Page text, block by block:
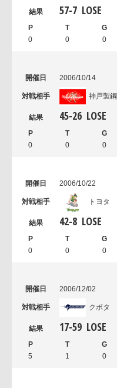
57-7 LOSE
0 0 0
2006/10/14
神戸製鋼
45-26 LOSE
0 0 0
2006/10/22
トヨタ
42-8 LOSE
0 0 0
2006/12/02
クボタ
17-59 LOSE
5 1 0